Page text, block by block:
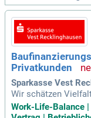
Privatkunden
Sparkasse Vest
Wir schätzen
– unabhängig von
ozialer Herkunft,
Work-Life-Balance